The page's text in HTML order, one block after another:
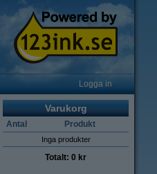
Logga in
Varukorg
Antal Produkt
Inga produkter
Totalt: 0 kr